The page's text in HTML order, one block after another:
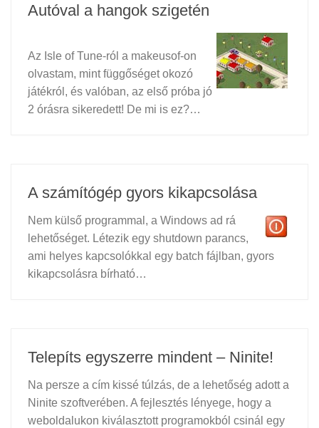
Autóval a hangok szigetén
Az Isle of Tune-ról a makeusof-on
olvastam, mint függőséget okozó
játékról, és valóban, az első próba jó
2 órásra sikeredett! De mi is ez?…
A számítógép gyors kikapcsolása
Nem külső programmal, a Windows ad rá
lehetőséget. Létezik egy shutdown parancs,
ami helyes kapcsolókkal egy batch fájlban, gyors
kikapcsolásra bírható…
Telepíts egyszerre mindent – Ninite!
Na persze a cím kissé túlzás, de a lehetőség adott a
Ninite szoftverében. A fejlesztés lényege, hogy a
weboldalukon kiválasztott programokból csinál egy